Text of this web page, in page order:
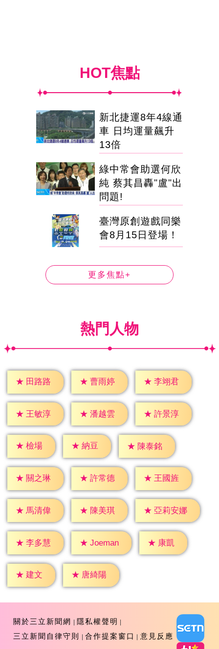
HOT焦點
新北捷運8年4線通
車 日均運量飆升
13倍
綠中常會助選何欣
純 蔡其昌轟"盧"出
問題!
臺灣原創遊戲同樂
會8月15日登場！
更多焦點+
熱門人物
★ 田路路 ★ 曹雨婷 ★ 李翊君
★ 王敏淳 ★ 潘越雲 ★ 許景淳
★ 檢場 ★ 納豆 ★ 陳泰銘
★ 關之琳 ★ 許常德 ★ 王國旌
★ 馬清偉 ★ 陳美琪 ★ 亞莉安娜
★ 李多慧 ★ Joeman ★ 康凱
★ 建文 ★ 唐綺陽
關於三立新聞網
隱私權聲明
三立新聞自律守則
合作提案窗口 意見反應